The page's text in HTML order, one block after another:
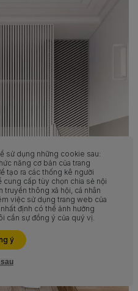
sử dụng những cookie sau:
năng cơ bản của trang
tạo ra các thống kê người
cung cấp tùy chọn chia sẻ nội
thông xã hội, cá nhân
việc sử dụng trang web của
định có thể ảnh hưởng
cần sự đồng ý của quý vị.
ý